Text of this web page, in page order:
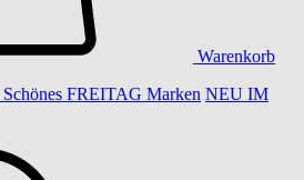
Warenkorb
Schönes FREITAG Marken NEU IM